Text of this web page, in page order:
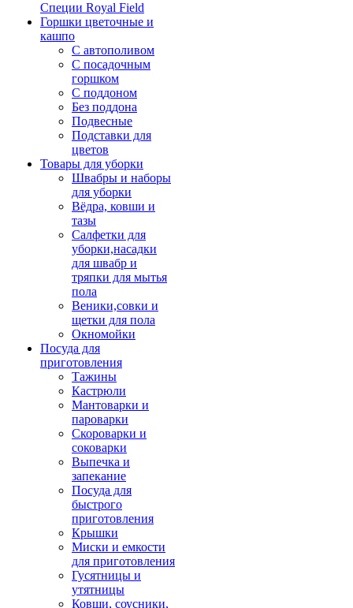
Специи Royal Field
Горшки цветочные и
кашпо
С автополивом
С посадочным
горшком
С поддоном
Без поддона
Подвесные
Подставки для
цветов
Товары для уборки
Швабры и наборы
для уборки
Вёдра, ковши и
тазы
Салфетки для
уборки,насадки
для швабр и
тряпки для мытья
пола
Веники,совки и
щетки для пола
Окномойки
Посуда для
приготовления
Тажины
Кастрюли
Мантоварки и
пароварки
Скороварки и
соковарки
Выпечка и
запекание
Посуда для
быстрого
приготовления
Крышки
Миски и емкости
для приготовления
Гусятницы и
утятницы
Ковши, соусники,